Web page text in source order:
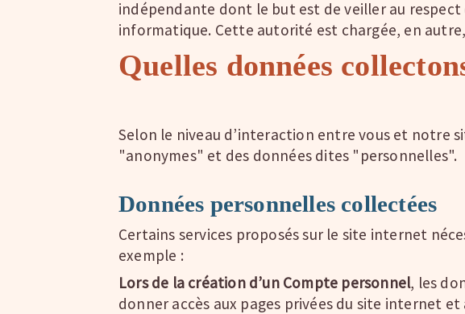
indépendante dont le but est de veiller au
informatique. Cette autorité est chargée, en
Quelles données
Selon le niveau d’interaction entre vous et notre
"anonymes" et des données dites "personnelles".
Données personnelles collectées
Certains services proposés sur le site internet
exemple :
Lors de la création d’un Compte personnel, les
donner accès aux pages privées du site internet